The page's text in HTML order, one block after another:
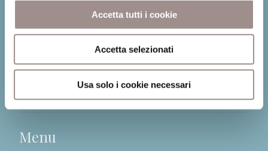
Accetta tutti i cookie
Accetta selezionati
Usa solo i cookie necessari
Fondazione Collegio San Carlo
Via San Carlo 5
41121 Modena (MO)
P.I. 00641060363
Menu